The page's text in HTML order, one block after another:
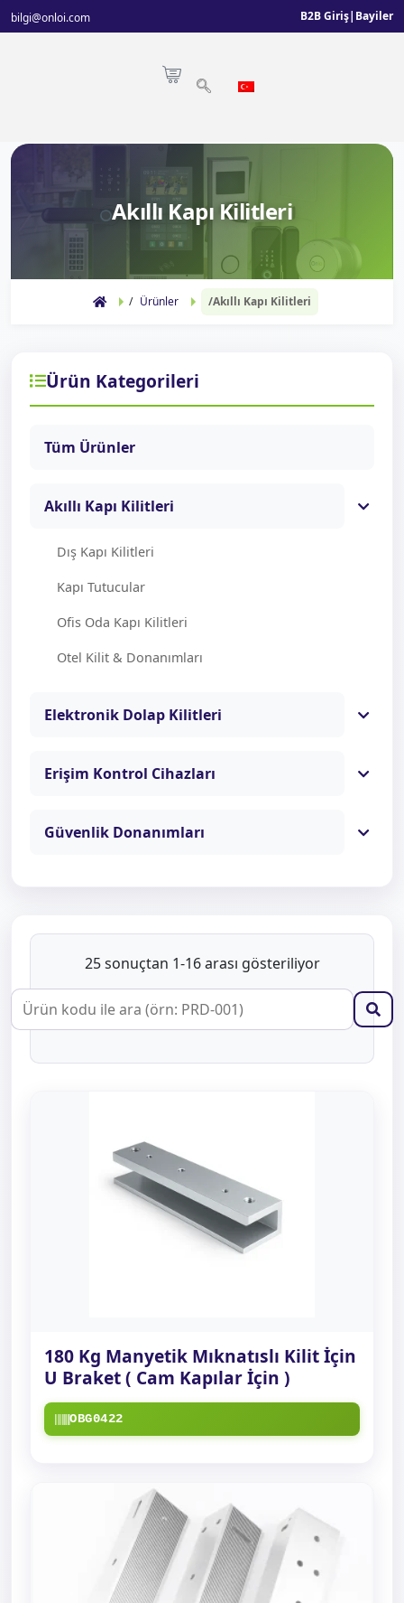
bilgi@onloi.com B2B Giriş| Bayiler
Akıllı Kapı Kilitleri
Ürünler Akıllı Kapı Kilitleri
Ürün Kategorileri
Tüm Ürünler
Akıllı Kapı Kilitleri
Dış Kapı Kilitleri
Kapı Tutucular
Ofis Oda Kapı Kilitleri
Otel Kilit & Donanımları
Elektronik Dolap Kilitleri
Erişim Kontrol Cihazları
Güvenlik Donanımları
25 sonuçtan 1-16 arası gösteriliyor
180 Kg Manyetik Mıknatıslı Kilit İçin
U Braket ( Cam Kapılar İçin )
OBG0422